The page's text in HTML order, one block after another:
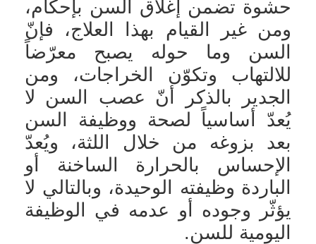
حشوة تضمن إغلاق السن بإحكام،
ومن غير القيام بهذا العلاج، فإنّ
السن وما حوله يصبح معرّضاً
للالتهاب وتكوّن الخراجات، ومن
الجدير بالذكر أنّ عصب السن لا
يُعدّ أساسياً لصحة ووظيفة السن
بعد بزوغه من خلال اللثة، ويُعدّ
الإحساس بالحرارة الساخنة أو
الباردة وظيفته الوحيدة، وبالتالي لا
يؤثّر وجوده أو عدمه في الوظيفة
اليومية للسن.